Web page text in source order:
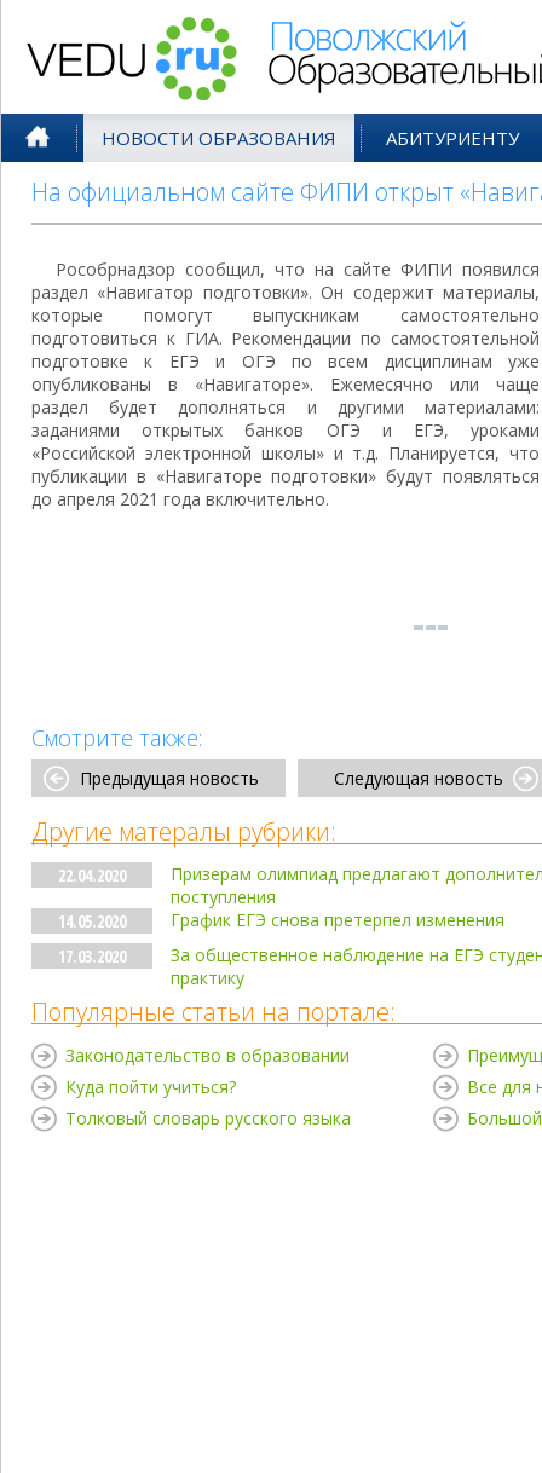
НОВОСТИ ОБРАЗОВАНИЯ АБИТУРИЕНТУ
На официальном сайте ФИПИ открыт
Рособрнадзор сообщил, что на сайте ФИПИ появился
раздел «Навигатор подготовки». Он содержит материалы,
которые помогут выпускникам самостоятельно
подготовиться к ГИА. Рекомендации по самостоятельной
подготовке к ЕГЭ и ОГЭ по всем дисциплинам уже
опубликованы в «Навигаторе». Ежемесячно или чаще
раздел будет дополняться и другими материалами:
заданиями открытых банков ОГЭ и ЕГЭ, уроками
«Российской электронной школы» и т.д. Планируется, что
публикации в «Навигаторе подготовки» будут появляться
до апреля 2021 года включительно.
Смотрите также:
Предыдущая новость Следующая новость
Другие матералы рубрики:
22.04.2020
Призерам олимпиад предлагают
поступления
14.05.2020
График ЕГЭ снова претерпел изменения
17.03.2020
За общественное наблюдение на ЕГЭ
практику
Популярные статьи на портале:
Законодательство в образовании
Куда пойти учиться?
Толковый словарь русского языка
Все для
Большой